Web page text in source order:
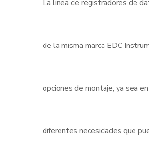
La linea de registradores de
de la misma marca EDC
opciones de montaje, ya sea
diferentes necesidades que